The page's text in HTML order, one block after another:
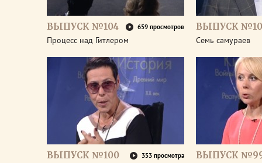
ВЫПУСК №104 659 просмотров
Процесс над Гитлером
ВЫПУСК
Семь самураев
ВЫПУСК №100 353 просмотра ВЫПУСК